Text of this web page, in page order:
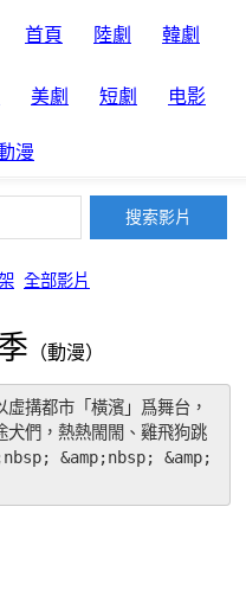
首頁 陸劇 韓劇
美劇 短劇 电影
漫
全部影片
（動漫）
虛搆都市「橫濱」爲舞台，
犬們，熱熱閙閙、雞飛狗跳
&amp;nbsp; &amp;